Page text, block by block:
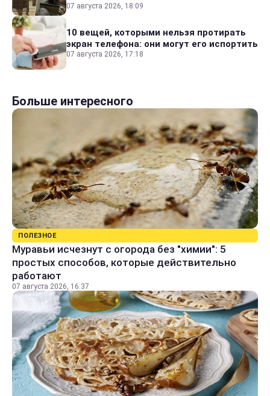
07 августа 2026, 18:09
10 вещей, которыми нельзя протирать
экран телефона: они могут его испортить
07 августа 2026, 17:18
Больше интересного
ПОЛЕЗНОЕ
Муравьи исчезнут с огорода без "химии": 5
простых способов, которые действительно
работают
07 августа 2026, 16:37